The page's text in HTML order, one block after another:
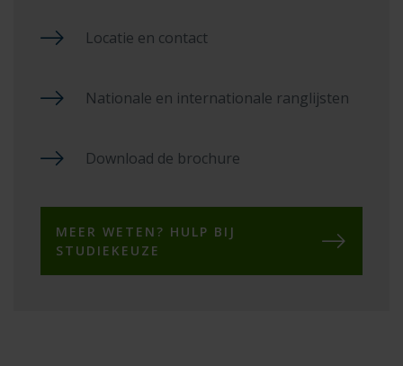
Locatie en contact
Nationale en internationale ranglijsten
Download de brochure
MEER WETEN? HULP BIJ
STUDIEKEUZE